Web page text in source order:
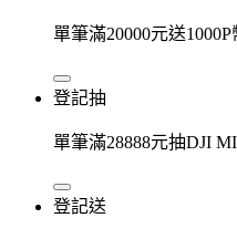
單筆滿20000元送1000P
登記抽
單筆滿28888元抽DJI
登記送